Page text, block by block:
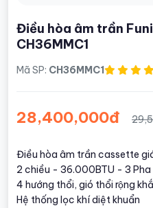
Điều hòa âm trần
CH36MMC1
Mã SP: CH36MMC1
28,400,000đ
Điều hòa âm trần cassette
2 chiều - 36.000BTU - 3 Pha
4 hướng thổi, gió thổi rộng
Hệ thống lọc khí diệt khuẩn